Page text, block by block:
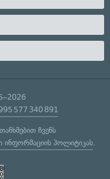
577 340 891
ჩვენს
ინფორმაციის პოლიტიკას.